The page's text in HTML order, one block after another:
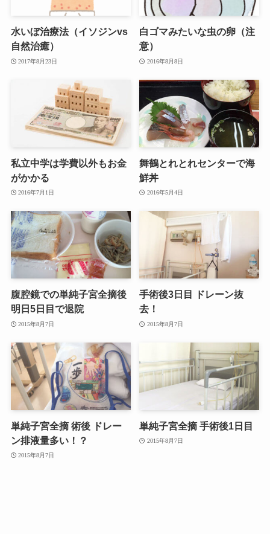
水いぼ治療法（イソジンvs
自然治癒）
2017年8月23日
白ゴマみたいな虫の卵（注
意）
2016年8月8日
私立中学は学費以外もお金
がかかる
2016年7月1日
舞鶴とれとれセンターで海
鮮丼
2016年5月4日
腹腔鏡での単純子宮全摘後
明日5日目で退院
2015年8月7日
手術後3日目 ドレーン抜
去！
2015年8月7日
単純子宮全摘 術後 ドレー
ン排液量多い！？
2015年8月7日
単純子宮全摘 手術後1日目
2015年8月7日